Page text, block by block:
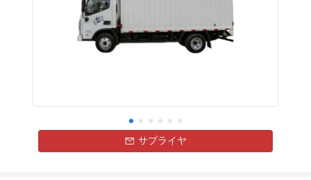
サプライヤ